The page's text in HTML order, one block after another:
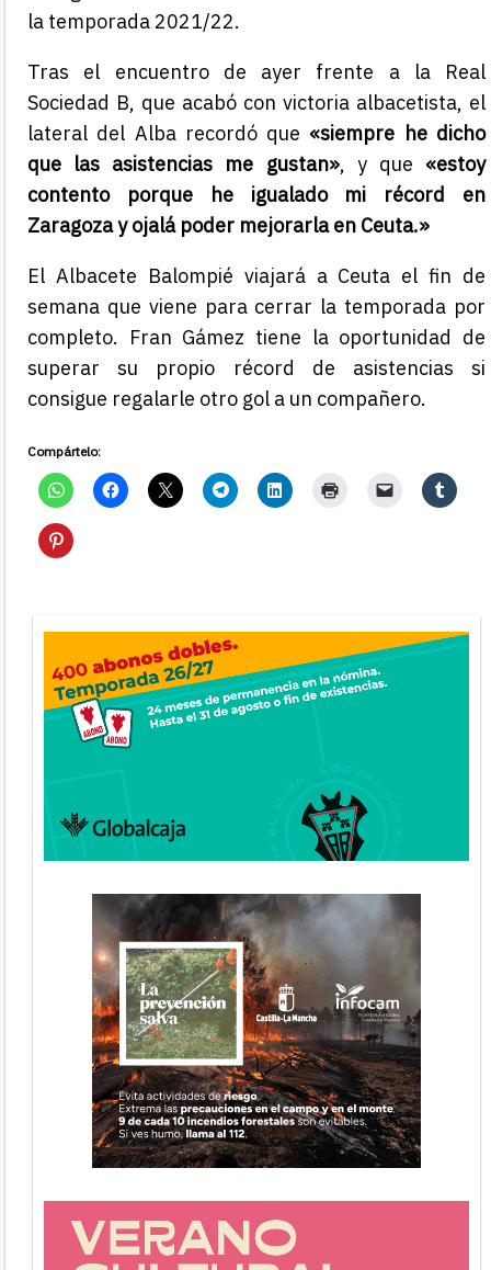
la temporada 2021/22.
Tras el encuentro de ayer frente a la Real
Sociedad B, que acabó con victoria albacetista, el
lateral del Alba recordó que «siempre he dicho
que las asistencias me gustan», y que «estoy
contento porque he igualado mi récord en
Zaragoza y ojalá poder mejorarla en Ceuta.»
El Albacete Balompié viajará a Ceuta el fin de
semana que viene para cerrar la temporada por
completo. Fran Gámez tiene la oportunidad de
superar su propio récord de asistencias si
consigue regalarle otro gol a un compañero.
Compártelo: